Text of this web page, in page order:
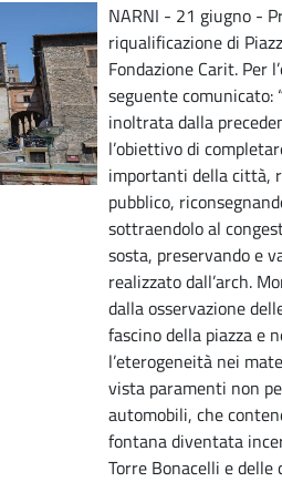
NARNI - 21 giugno -
riqualificazione di
Fondazione Carit. Per
seguente
inoltrata dalla
l’obiettivo di
importanti della città,
pubblico,
sottraendolo al
sosta, preservando e
realizzato dall’arch.
dalla osservazione
fascino della piazza e
l’eterogeneità nei
vista paramenti non
automobili, che
fontana diventata
Torre Bonacelli e delle